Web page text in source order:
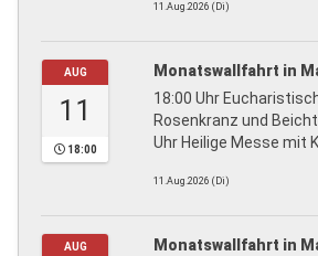
11.Aug.2026 (Di)
AUG
11
18:00
Monatswallfahrt in
18:00 Uhr
Rosenkranz und
Uhr Heilige Messe mit
11.Aug.2026 (Di)
AUG
Monatswallfahrt in